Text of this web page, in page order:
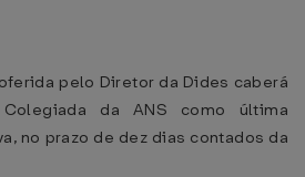
pelo Diretor da Dides caberá
da ANS como última
no prazo de dez dias contados da